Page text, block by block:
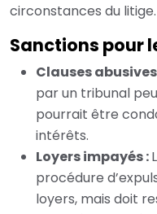
circonstances du litige.
Sanctions pour
Clauses
par un tribunal
pourrait être
intérêts.
Loyers impayés :
procédure
loyers, mais doit